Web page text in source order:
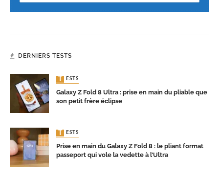
DERNIERS TESTS
TESTS
Galaxy Z Fold 8 Ultra : prise en main du pliable que
son petit frère éclipse
TESTS
Prise en main du Galaxy Z Fold 8 : le pliant format
passeport qui vole la vedette à l’Ultra